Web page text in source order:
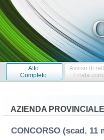
Atto
Completo
Avviso di
Errata
AZIENDA
CONCORSO (scad. 11